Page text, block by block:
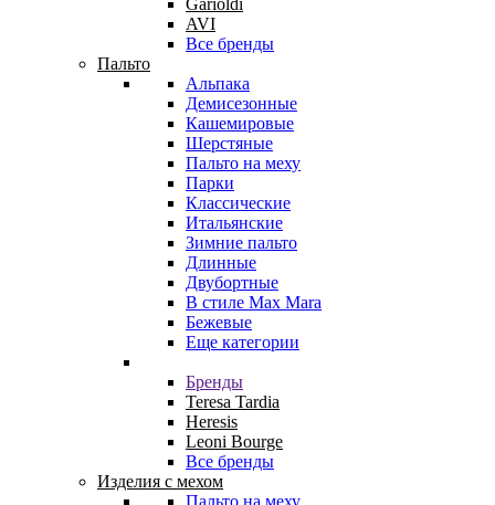
Garioldi
AVI
Все бренды
Пальто
Альпака
Демисезонные
Кашемировые
Шерстяные
Пальто на меху
Парки
Классические
Итальянские
Зимние пальто
Длинные
Двубортные
В стиле Max Mara
Бежевые
Еще категории
Бренды
Teresa Tardia
Heresis
Leoni Bourge
Все бренды
Изделия с мехом
Пальто на меху